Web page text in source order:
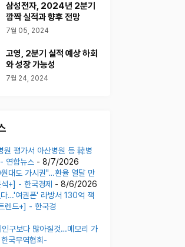
삼성전자, 2024년 2분기
깜짝 실적과 향후 전망
7월 05, 2024
고영, 2분기 실적 예상 하회
와 성장 가능성
7월 24, 2024
원 평가서 아산병원 등 韓병
연합뉴스- 8/7/2026
대도 가시권"…환율 열달 만
+] - 한국경제 - 8/6/2026
…'여권폰' 라방서 130억 잭
렌드+] - 한국경
구보다 많아질것…메모리 가
국무역협회-